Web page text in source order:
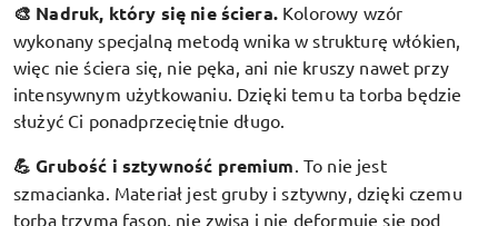
🎨 Nadruk, który się nie ściera. Kolorowy wzór
wykonany specjalną metodą wnika w strukturę włókien,
więc nie ściera się, nie pęka, ani nie kruszy nawet przy
intensywnym użytkowaniu. Dzięki temu ta torba będzie
służyć Ci ponadprzeciętnie długo.
💪 Grubość i sztywność premium. To nie jest
szmacianka. Materiał jest gruby i sztywny, dzięki czemu
torba trzyma fason, nie zwisa i nie deformuje się pod